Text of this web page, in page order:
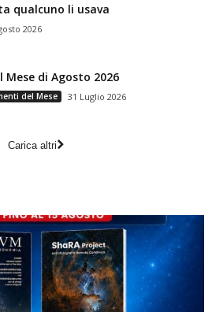
qualcuno li usava
2026
Mese di Agosto 2026
del Mese 31 Luglio 2026
Carica altri